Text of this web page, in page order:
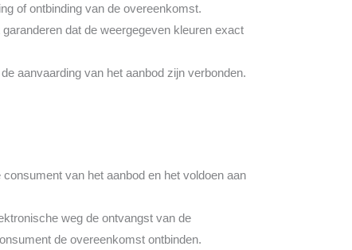
of ontbinding van de overeenkomst.
dat de weergegeven kleuren exact
aanvaarding van het aanbod zijn verbonden.
van het aanbod en het voldoen aan
weg de ontvangst van de
de overeenkomst ontbinden.